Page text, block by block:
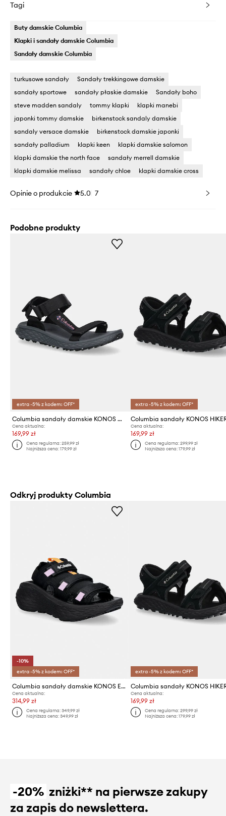
Tagi
Buty damskie Columbia
Klapki i sandały damskie Columbia
Sandały damskie Columbia
turkusowe sandały
Sandały trekkingowe damskie
sandały sportowe
sandały płaskie damskie
Sandały boho
steve madden sandaly
tommy klapki
klapki manebi
japonki tommy damskie
birkenstock sandaly damskie
sandaly versace damskie
birkenstock damskie japonki
sandały palladium
klapki keen
klapki damskie salomon
klapki damskie the north face
sandały merrell damskie
klapki damskie melissa
sandały chloe klapki damskie cross
Opinie o produkcie 5.0 7
Podobne produkty
extra -5% z kodem: OFF*
Columbia sandały damskie KONOS GLOBETROT
Cena aktualna:
169,99 zł
Cena regularna:259,99 zł
Najniższa cena:179,99 zł
extra -5% z kodem: OFF*
Columbia sandały KONOS
Cena aktualna:
169,99 zł
Cena regularna: 299,99 zł
Najniższa cena: 179,99 zł
Odkryj produkty Columbia
-10%
extra -5% z kodem: OFF*
Columbia sandały damskie KONOS ELEVATE
Cena aktualna:
314,99 zł
Cena regularna:349,99 zł
Najniższa cena:349,99 zł
extra -5% z kodem: OFF*
Columbia sandały KONOS
Cena aktualna:
169,99 zł
Cena regularna: 299,99 zł
Najniższa cena: 179,99 zł
-20% zniżki** na pierwsze zakupy
za zapis do newslettera.